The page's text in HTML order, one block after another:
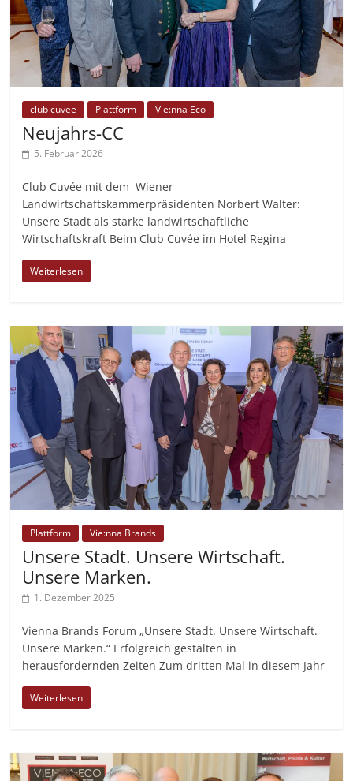
club cuvee Plattform Vie:nna Eco
Neujahrs-CC
5. Februar 2026
Club Cuvée mit dem Wiener
Landwirtschaftskammerpräsidenten Norbert Walter:
Unsere Stadt als starke landwirtschaftliche
Wirtschaftskraft Beim Club Cuvée im Hotel Regina
Weiterlesen
Plattform Vie:nna Brands
Unsere Stadt. Unsere Wirtschaft.
Unsere Marken.
1. Dezember 2025
Vienna Brands Forum „Unsere Stadt. Unsere Wirtschaft.
Unsere Marken.“ Erfolgreich gestalten in
herausfordernden Zeiten Zum dritten Mal in diesem Jahr
Weiterlesen